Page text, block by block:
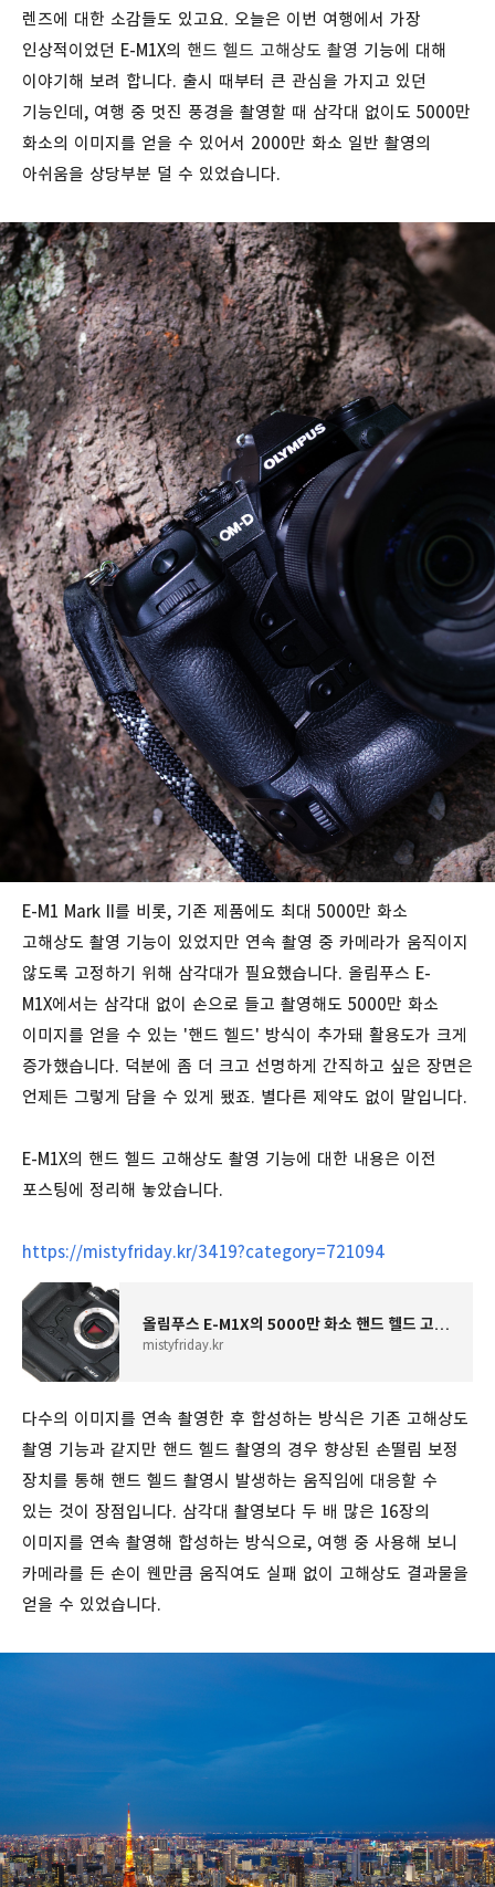
렌즈에 대한 소감들도 있고요. 오늘은 이번 여행에서 가장
인상적이었던 E-M1X의 핸드 헬드 고해상도 촬영 기능에 대해
이야기해 보려 합니다. 출시 때부터 큰 관심을 가지고 있던
기능인데, 여행 중 멋진 풍경을 촬영할 때 삼각대 없이도 5000만
화소의 이미지를 얻을 수 있어서 2000만 화소 일반 촬영의
아쉬움을 상당부분 덜 수 있었습니다.
E-M1 Mark II를 비롯, 기존 제품에도 최대 5000만 화소
고해상도 촬영 기능이 있었지만 연속 촬영 중 카메라가 움직이지
않도록 고정하기 위해 삼각대가 필요했습니다. 올림푸스 E-
M1X에서는 삼각대 없이 손으로 들고 촬영해도 5000만 화소
이미지를 얻을 수 있는 '핸드 헬드' 방식이 추가돼 활용도가 크게
증가했습니다. 덕분에 좀 더 크고 선명하게 간직하고 싶은 장면은
언제든 그렇게 담을 수 있게 됐죠. 별다른 제약도 없이 말입니다.
E-M1X의 핸드 헬드 고해상도 촬영 기능에 대한 내용은 이전
포스팅에 정리해 놓았습니다.
https://mistyfriday.kr/3419?category=721094
올림푸스 E-M1X의 5000만 화소 핸드 헬드 고해상도 촬영
mistyfriday.kr
다수의 이미지를 연속 촬영한 후 합성하는 방식은 기존 고해상도
촬영 기능과 같지만 핸드 헬드 촬영의 경우 향상된 손떨림 보정
장치를 통해 핸드 헬드 촬영시 발생하는 움직임에 대응할 수
있는 것이 장점입니다. 삼각대 촬영보다 두 배 많은 16장의
이미지를 연속 촬영해 합성하는 방식으로, 여행 중 사용해 보니
카메라를 든 손이 웬만큼 움직여도 실패 없이 고해상도 결과물을
얻을 수 있었습니다.